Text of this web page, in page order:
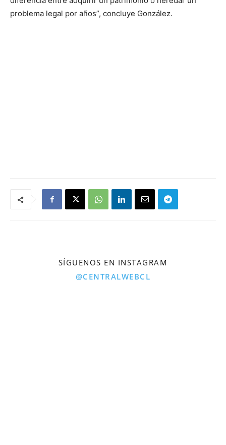
problema legal por años”, concluye González.
SÍGUENOS EN INSTAGRAM
@CENTRALWEBCL